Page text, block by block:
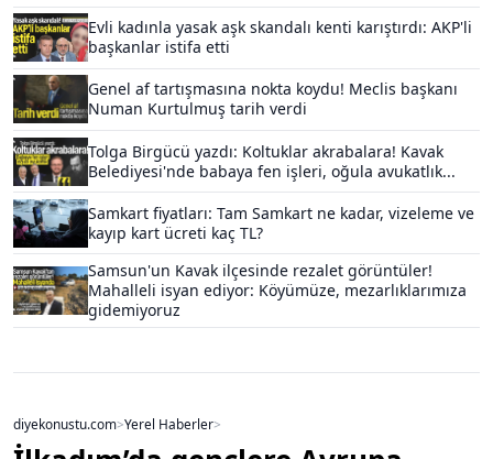
Evli kadınla yasak aşk skandalı kenti karıştırdı: AKP'li
başkanlar istifa etti
Genel af tartışmasına nokta koydu! Meclis başkanı
Numan Kurtulmuş tarih verdi
Tolga Birgücü yazdı: Koltuklar akrabalara! Kavak
Belediyesi'nde babaya fen işleri, oğula avukatlık...
Samkart fiyatları: Tam Samkart ne kadar, vizeleme ve
kayıp kart ücreti kaç TL?
Samsun'un Kavak ilçesinde rezalet görüntüler!
Mahalleli isyan ediyor: Köyümüze, mezarlıklarımıza
gidemiyoruz
diyekonustu.com>Yerel Haberler>